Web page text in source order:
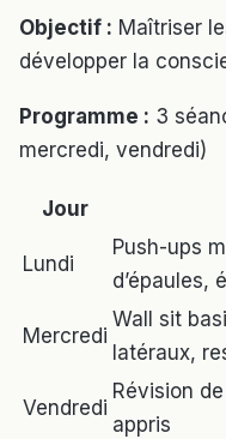
Objectif : Maîtriser
développer la
Programme : 3
mercredi, vendredi)
Jour
Lundi
Push-ups
d’épaules,
Mercredi
Wall sit
latéraux,
Vendredi
Révision
appris